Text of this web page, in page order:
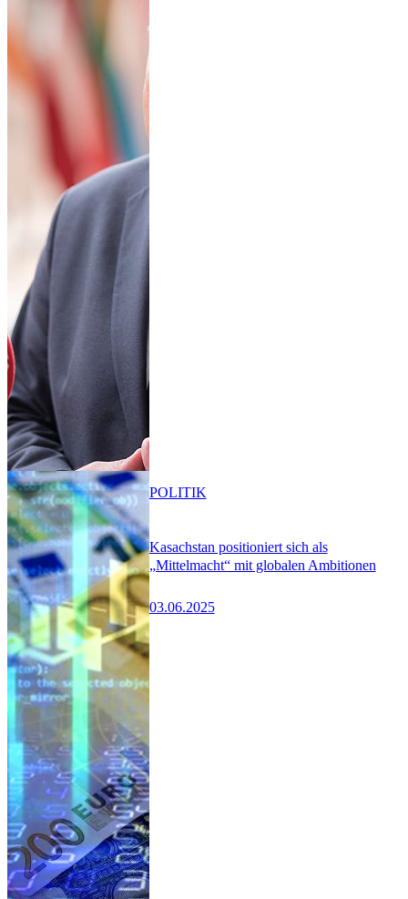
Kasachstan positioniert sich als
„Mittelmacht“ mit globalen Ambitionen
03.06.2025
POLITIK